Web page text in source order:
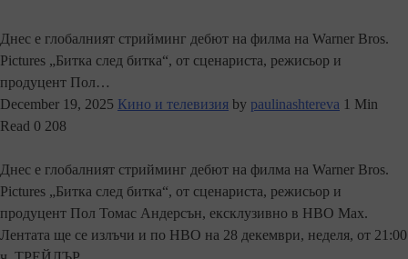
Днес е глобалният стрийминг дебют на филма на Warner Bros.
Pictures „Битка след битка“, от сценариста, режисьор и
продуцент Пол…
December 19, 2025 Кино и телевизия by paulinashtereva 1 Min
Read 0 208
Днес е глобалният стрийминг дебют на филма на Warner Bros.
Pictures „Битка след битка“, от сценариста, режисьор и
продуцент Пол Томас Андерсън, ексклузивно в HBO Max.
Лентaта ще се излъчи и по HBO на 28 декември, неделя, от 21:00